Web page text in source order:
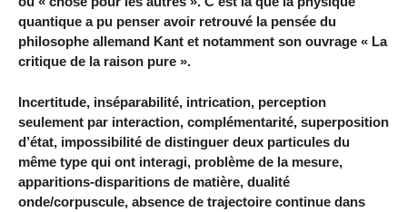
quantique a pu penser avoir retrouvé la pensée du
philosophe allemand Kant et notamment son ouvrage « La
critique de la raison pure ».
Incertitude, inséparabilité, intrication, perception
seulement par interaction, complémentarité, superposition
d’état, impossibilité de distinguer deux particules du
même type qui ont interagi, problème de la mesure,
apparitions-disparitions de matière, dualité
onde/corpuscule, absence de trajectoire continue dans